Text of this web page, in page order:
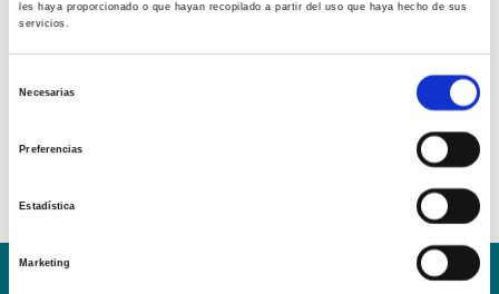
les haya proporcionado o que hayan recopilado a partir del uso que haya hecho de sus
servicios.
Necesarias
Preferencias
Estadística
Marketing